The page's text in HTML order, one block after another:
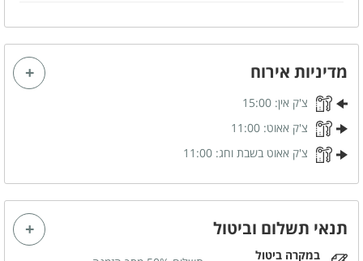
מכונת כביסה
מייבש כביסה
קמין עצים
בר אלכוהול + כסאות בר
קהל יעד
מתאים לאירועים
התארגנות כלה
ערבי גיבוש
מדיניות אירוח
צ'ק אין: 15:00
צ'ק אאוט: 11:00
צ'ק אאוט בשבת וחג: 11:00
תנאי תשלום וביטול
במקרה ביטול